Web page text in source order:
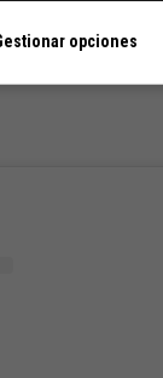
opciones